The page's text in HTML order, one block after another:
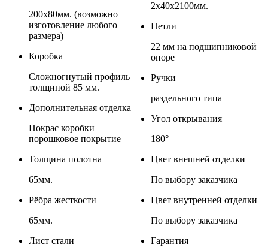
200х80мм. (возможно
изготовление любого
размера)
Коробка
Сложногнутый профиль
толщиной 85 мм.
Дополнительная отделка
Покрас коробки
порошковое покрытие
Толщина полотна
65мм.
Рёбра жесткости
65мм.
Лист стали
2х40х2100мм.
Петли
22 мм на подшипниковой
опоре
Ручки
раздельного типа
Угол открывания
180°
Цвет внешней отделки
По выбору заказчика
Цвет внутренней отделки
По выбору заказчика
Гарантия